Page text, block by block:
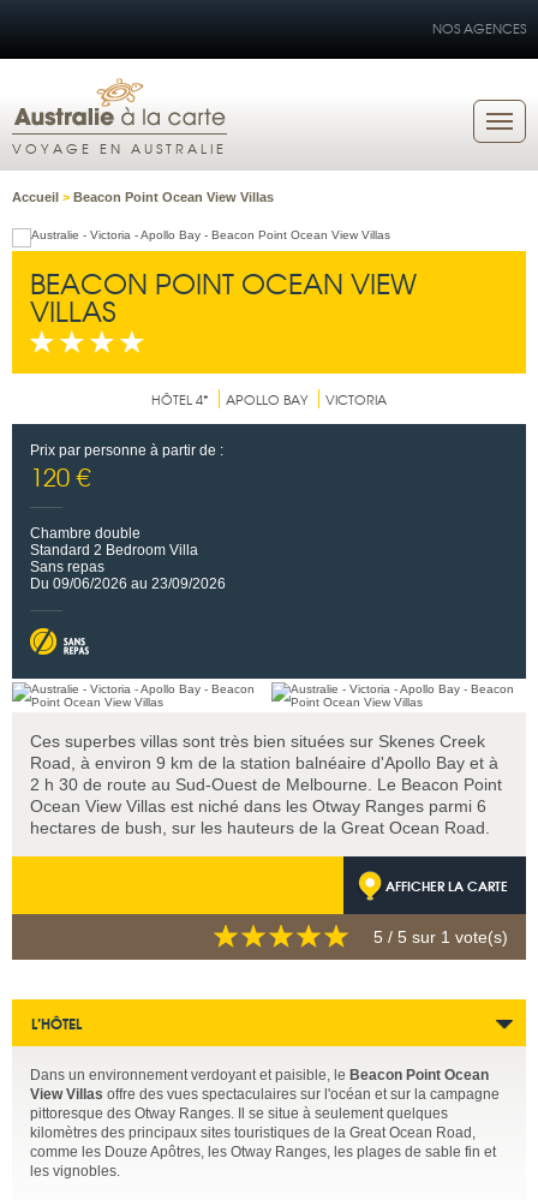
NOS AGENCES
VOYAGE EN AUSTRALIE
Accueil > Beacon Point Ocean View Villas
BEACON POINT OCEAN VIEW
VILLAS
HÔTEL 4* APOLLO BAY VICTORIA
Prix par personne à partir de :
120 €
Chambre double
Standard 2 Bedroom Villa
Sans repas
Du 09/06/2026 au 23/09/2026
Ces superbes villas sont très bien situées sur Skenes Creek
Road, à environ 9 km de la station balnéaire d'Apollo Bay et à
2 h 30 de route au Sud-Ouest de Melbourne. Le Beacon Point
Ocean View Villas est niché dans les Otway Ranges parmi 6
hectares de bush, sur les hauteurs de la Great Ocean Road.
AFFICHER LA CARTE
5 / 5 sur 1 vote(s)
L’HÔTEL
Dans un environnement verdoyant et paisible, le Beacon Point Ocean
View Villas offre des vues spectaculaires sur l'océan et sur la campagne
pittoresque des Otway Ranges. Il se situe à seulement quelques
kilomètres des principaux sites touristiques de la Great Ocean Road,
comme les Douze Apôtres, les Otway Ranges, les plages de sable fin et
les vignobles.